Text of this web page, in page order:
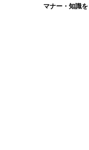
マナー・知識を